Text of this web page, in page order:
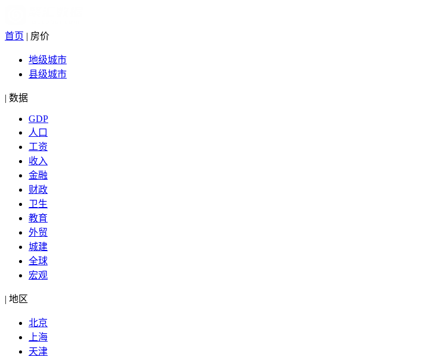
首页 | 房价
地级城市
县级城市
| 数据
GDP
人口
工资
收入
金融
财政
卫生
教育
外贸
城建
全球
宏观
| 地区
北京
上海
天津